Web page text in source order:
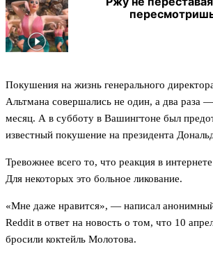
Покушения на жизнь генерального
Альтмана совершались не один, а два раза —
месяц. А в субботу в Вашингтоне был
известный покушение на президента
Тревожнее всего то, что реакция в
Для некоторых это больное ликование.
«Мне даже нравится», — написал анонимный
Reddit в ответ на новость о том, что 10
бросили коктейль Молотова.